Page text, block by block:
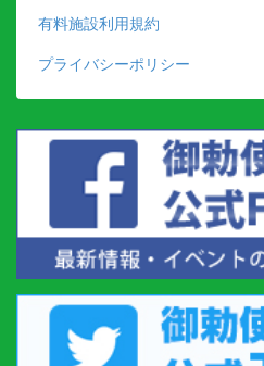
有料施設利用規約
プライバシーポリシー